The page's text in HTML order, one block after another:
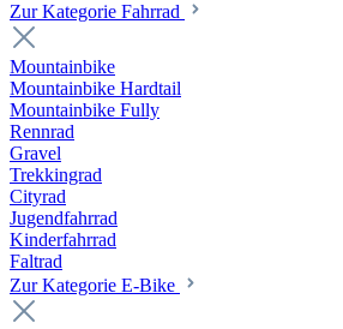
Zur Kategorie Fahrrad
Mountainbike
Mountainbike Hardtail
Mountainbike Fully
Rennrad
Gravel
Trekkingrad
Cityrad
Jugendfahrrad
Kinderfahrrad
Faltrad
Zur Kategorie E-Bike